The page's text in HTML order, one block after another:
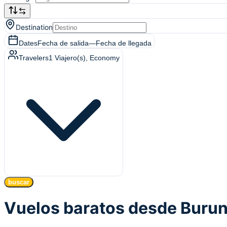
Destination
DatesFecha de salida—Fecha de llegada
Travelers1 Viajero(s) , Economy
buscar
Vuelos baratos desde